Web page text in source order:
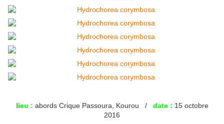
lieu : abords Crique Passoura, Kourou / date : 15 octobre
2016